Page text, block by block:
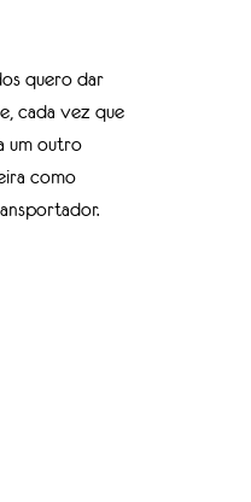
quero dar
cada vez que
um outro
como